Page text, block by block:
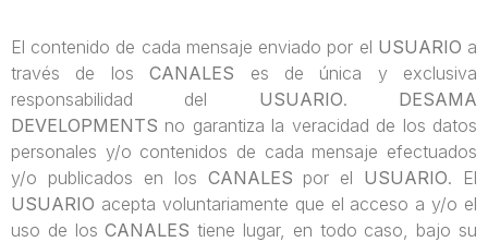
El contenido de cada mensaje enviado por el USUARIO a
través de losCANALES es de única y exclusiva
responsabilidad del USUARIO. DESAMA
DEVELOPMENTS no garantiza la veracidad de los datos
personales y/o contenidos de cada mensaje efectuados
y/o publicados en los CANALES por el USUARIO. El
USUARIO acepta voluntariamente que el acceso a y/o el
uso de losCANALES tiene lugar, en todo caso, bajo su